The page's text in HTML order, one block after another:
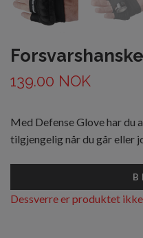
Forsvarshanske
139.00 NOK
Med Defense Glove har du
tilgjengelig når du går eller
Dessverre er produktet